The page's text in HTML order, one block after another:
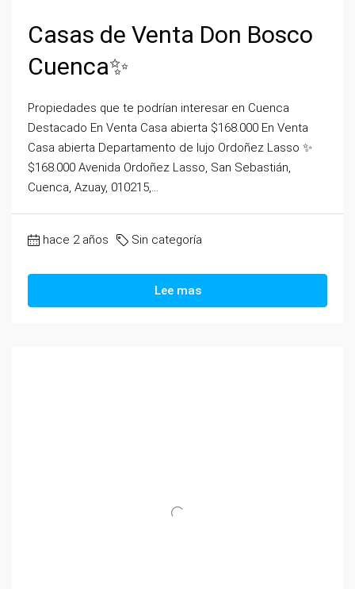
Casas de Venta Don Bosco
Cuenca✨
Propiedades que te podrían interesar en Cuenca
Destacado En Venta Casa abierta $168.000 En Venta
Casa abierta Departamento de lujo Ordoñez Lasso ✨
$168.000 Avenida Ordoñez Lasso, San Sebastián,
Cuenca, Azuay, 010215,...
hace 2 años Sin categoría
Lee mas